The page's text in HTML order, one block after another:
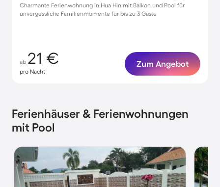
Charmante Ferienwohnung in Hua Hin mit Balkon und Pool für
unvergessliche Familienmomente für bis zu 3 Gäste
ab 21 €
pro Nacht
Zum Angebot
Ferienhäuser & Ferienwohnungen
mit Pool